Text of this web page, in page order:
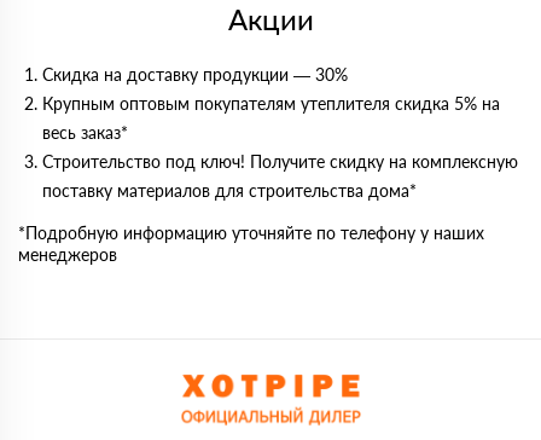
Акции
Скидка на доставку продукции — 30%
Крупным оптовым покупателям утеплителя скидка 5% на
весь заказ*
Строительство под ключ! Получите скидку на комплексную
поставку материалов для строительства дома*
*Подробную информацию уточняйте по телефону у наших
менеджеров